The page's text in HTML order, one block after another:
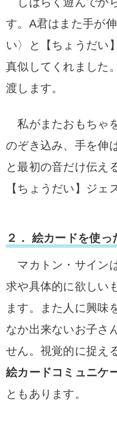
す。A君はまた手が
い〉と【ちょうだい
真似してくれました
渡します。
私がまたおもちゃ
のぞき込み、手を伸
と最初の音だけ伝え
【ちょうだい】ジェ
２． 絵カードを使
マカトン・サイン
求や具体的に欲しい
ます。また人に興味
なか出来ないお子さ
せん。視覚的に捉え
絵カードコミュニケ
ともあります。